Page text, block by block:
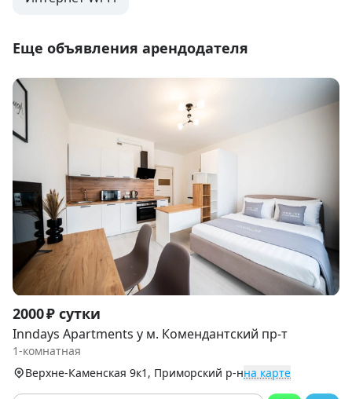
Еще объявления арендодателя
Item
1
of
9
2000 ₽ сутки
Inndays Apartments у м. Комендантский пр-т
1-комнатная
Верхне-Каменская 9к1, Приморский р-нна карте